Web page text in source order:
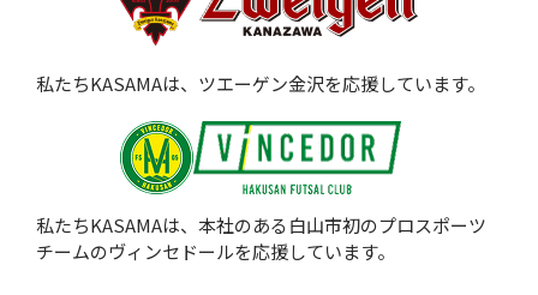
私たちKASAMAは、ツエーゲン金沢を応援しています。
私たちKASAMAは、本社のある白山市初のプロスポーツ
チームのヴィンセドールを応援しています。